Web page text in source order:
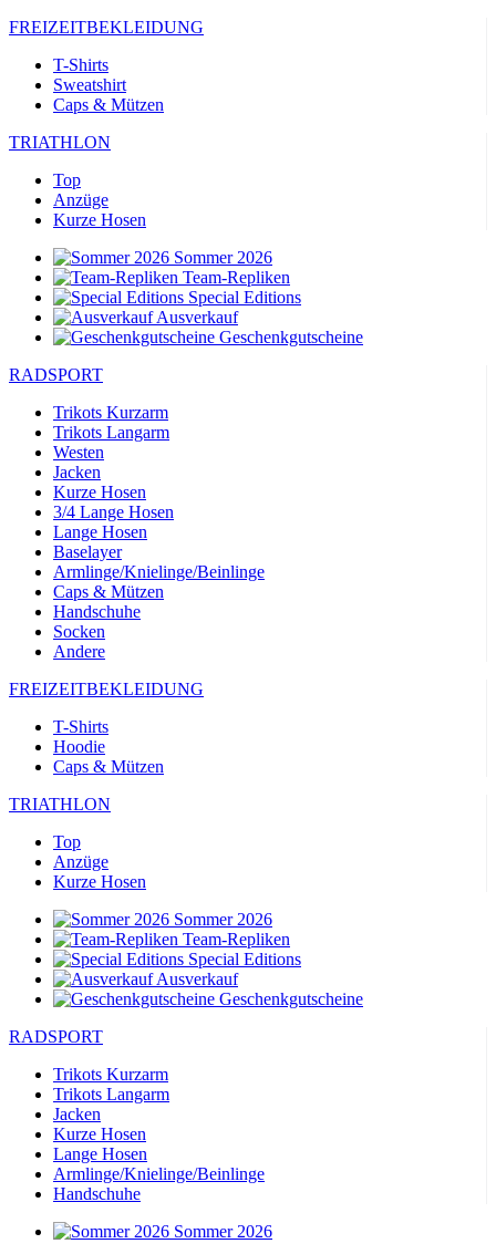
FREIZEITBEKLEIDUNG
T-Shirts
Sweatshirt
Caps & Mützen
TRIATHLON
Top
Anzüge
Kurze Hosen
Sommer 2026
Team-Repliken
Special Editions
Ausverkauf
Geschenkgutscheine
RADSPORT
Trikots Kurzarm
Trikots Langarm
Westen
Jacken
Kurze Hosen
3/4 Lange Hosen
Lange Hosen
Baselayer
Armlinge/Knielinge/Beinlinge
Caps & Mützen
Handschuhe
Socken
Andere
FREIZEITBEKLEIDUNG
T-Shirts
Hoodie
Caps & Mützen
TRIATHLON
Top
Anzüge
Kurze Hosen
Sommer 2026
Team-Repliken
Special Editions
Ausverkauf
Geschenkgutscheine
RADSPORT
Trikots Kurzarm
Trikots Langarm
Jacken
Kurze Hosen
Lange Hosen
Armlinge/Knielinge/Beinlinge
Handschuhe
Sommer 2026